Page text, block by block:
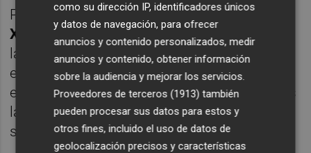
Por su parte, el presidente de la Generalitat,
Ximo Puig
, ha destacado que el negocio de
la SGR va "en buena linea", con 5 millones de
euros en avales –223% más– y 1.500
empresas atendidas en lo que va de año. "Es
la SGR que mas crece en España", ha
subrayado.
como su dirección IP, identificadores únicos
y datos de navegación, para ofrecer
anuncios y contenido personalizados, medir
anuncios y contenido, obtener información
sobre la audiencia y mejorar los servicios.
Proveedores de terceros (1913) también
pueden procesar sus datos para estos y
otros fines, incluido el uso de datos de
geolocalización precisos y características